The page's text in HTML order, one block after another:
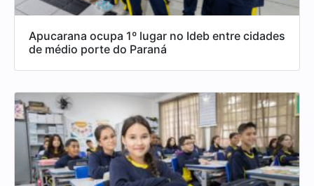
Apucarana ocupa 1º lugar no Ideb entre cidades
de médio porte do Paraná